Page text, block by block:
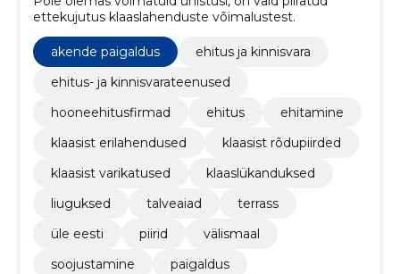
ettekujutus klaaslahenduste võimalustest.
akende paigaldus
ehitus ja kinnisvara
ehitus- ja kinnisvarateenused
hooneehitusfirmad
ehitus
ehitamine
klaasist erilahendused
klaasist rõdupiirded
klaasist varikatused
klaaslükanduksed
liuguksed
talveaiad
terrass
üle eesti
piirid
välismaal
soojustamine
paigaldus